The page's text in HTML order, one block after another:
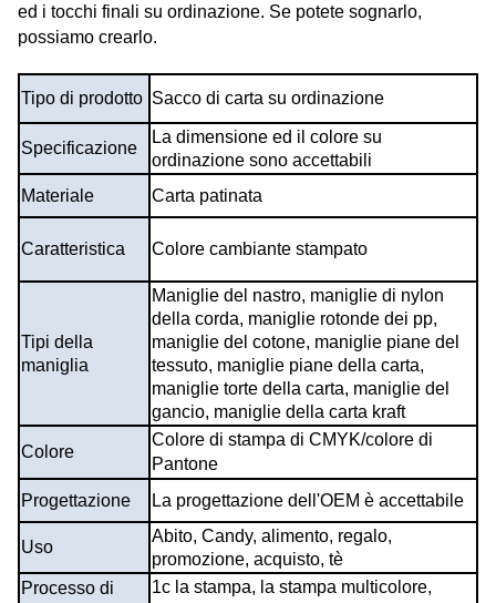
ed i tocchi finali su ordinazione. Se potete sognarlo,
possiamo crearlo.
Tipo di prodotto Sacco di carta su ordinazione
Specificazione
La dimensione ed il colore su
ordinazione sono accettabili
Materiale
Carta patinata
Caratteristica Colore cambiante stampato
Tipi della
maniglia
Maniglie del nastro, maniglie di nylon
della corda, maniglie rotonde dei pp,
maniglie del cotone, maniglie piane del
tessuto, maniglie piane della carta,
maniglie torte della carta, maniglie del
gancio, maniglie della carta kraft
Colore
Colore di stampa di CMYK/colore di
Pantone
Progettazione
La progettazione dell'OEM è accettabile
Uso
Abito, Candy, alimento, regalo,
promozione, acquisto, tè
Processo di
1c la stampa, la stampa multicolore,